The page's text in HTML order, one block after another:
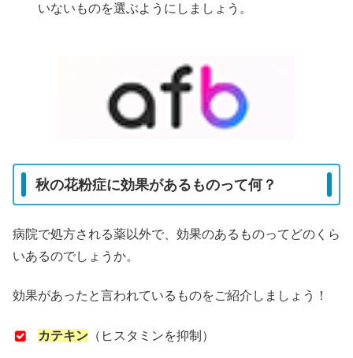
いないものを選ぶようにしましょう。
秋の花粉症に効果があるものって何？
病院で処方される薬以外で、効果のあるものってどのくら
いあるのでしょうか。
効果があったと言われているものをご紹介しましょう！
カテキン （ヒスタミンを抑制）